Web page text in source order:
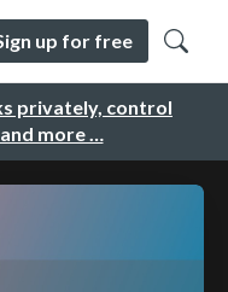
privately, control
more …
up for free